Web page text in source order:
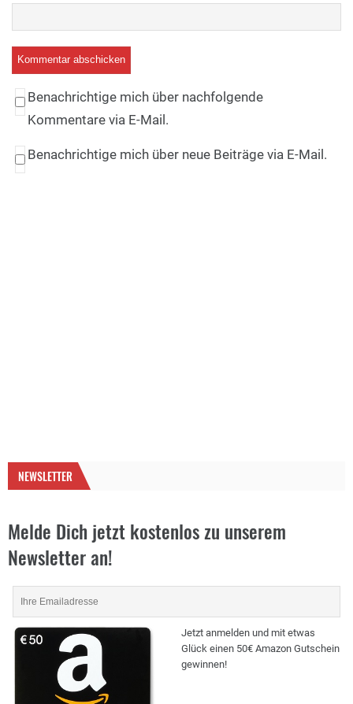
Benachrichtige mich über nachfolgende
Kommentare via E-Mail.
Benachrichtige mich über neue Beiträge via E-Mail.
NEWSLETTER
Melde Dich jetzt kostenlos zu unserem
Newsletter an!
Jetzt anmelden und mit etwas
Glück einen 50€ Amazon Gutschein
gewinnen!